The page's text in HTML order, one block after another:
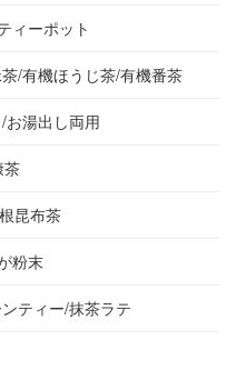
ィーポット
/有機ほうじ茶/有機番茶
/お湯出し両用
茶
昆布茶
粉末
ティー/抹茶ラテ